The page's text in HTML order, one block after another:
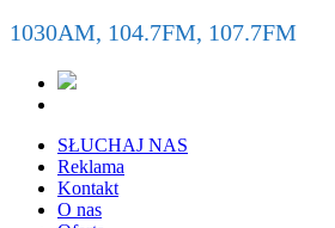
1030AM, 104.7FM, 107.7FM
SŁUCHAJ NAS
Reklama
Kontakt
O nas